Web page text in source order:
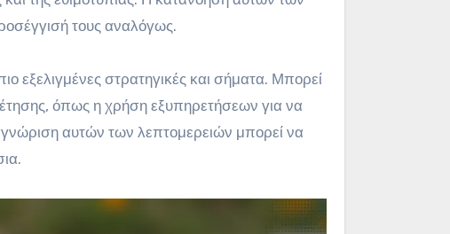
τους αναλόγως.
εξελιγμένες στρατηγικές και σήματα. Μπορεί
όπως η χρήση εξυπηρετήσεων για να
αυτών των λεπτομερειών μπορεί να